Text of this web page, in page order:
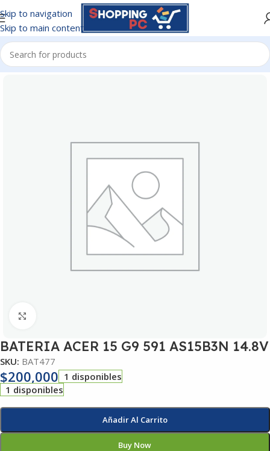
Skip to navigation
Skip to main content
Inicio/BATERIAS
BATERIA ACER 15 G9 591 AS15B3N 14.8V
SKU: BAT477
$200,000 1 disponibles
1 disponibles
Añadir Al Carrito
Buy Now